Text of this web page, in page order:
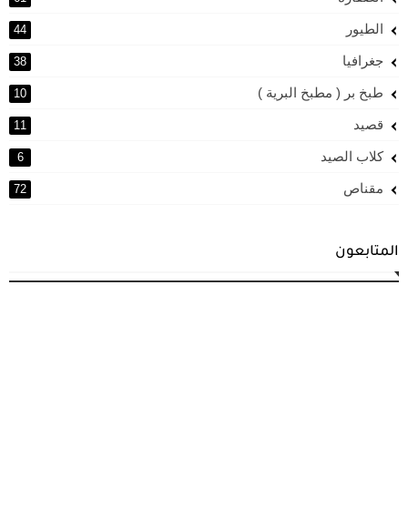
الطيور 44
جغرافيا 38
طبخ بر ( مطبخ البرية ) 10
قصيد 11
كلاب الصيد 6
مقناص 72
المتابعون